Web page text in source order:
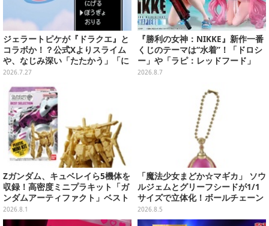
ジェラートピケが『ドラクエ』と
コラボか！？公式Xよりスライム
や、なじみ深い「たたかう」「に
げる」のコマンドウィンドウが投
2026.7.27
『勝利の女神：NIKKE』新作一番
くじのテーマは“水着”！「ドロシ
ー」や「ラピ：レッドフード」
が“背中で魅せる”ポーズで立体化
2026.8.7
Zガンダム、キュベレイら5機体を
収録！高密度ミニプラキット「ガ
ンダムアーティファクト」ベスト
セレクションが10月発売
2026.8.1
「魔法少女まどか☆マギカ」 ソウ
ルジェムとグリーフシードが1/1
サイズで立体化！ボールチェーン
を外せばフィギュアとして飾れる
ガシャポン全6種
2026.8.5